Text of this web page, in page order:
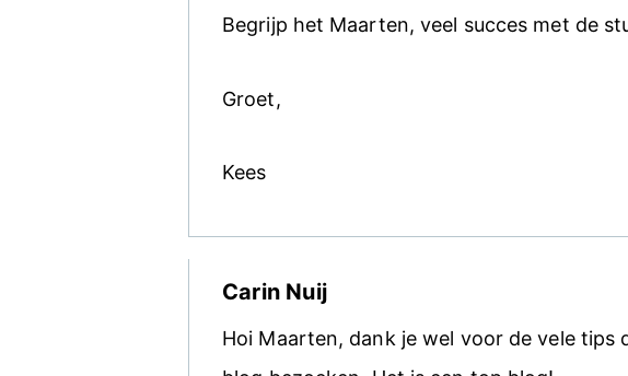
Begrijp het Maarten, veel succes met de
Groet,
Kees
Carin Nuij
Hoi Maarten, dank je wel voor de vele tips